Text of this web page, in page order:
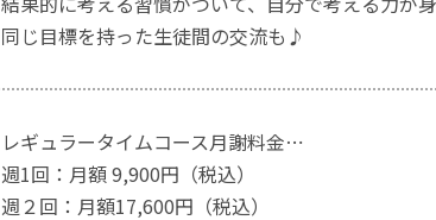
同じ目標を持った生徒間の交流も♪
レギュラータイムコース月謝料金⋯
週1回：月額 9,900円（税込）
週２回：月額17,600円（税込）